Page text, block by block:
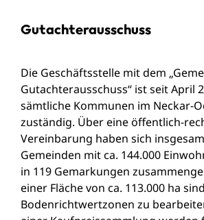
Gutachterausschuss
Die Geschäftsstelle mit dem
Gutachterausschuss“ ist seit April
sämtliche Kommunen im Neckar-
zuständig. Über eine öffentlich-
Vereinbarung haben sich
Gemeinden mit ca. 144.000
in 119 Gemarkungen
einer Fläche von ca. 113.000 ha
Bodenrichtwertzonen zu